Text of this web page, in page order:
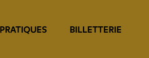
BILLETTERIE